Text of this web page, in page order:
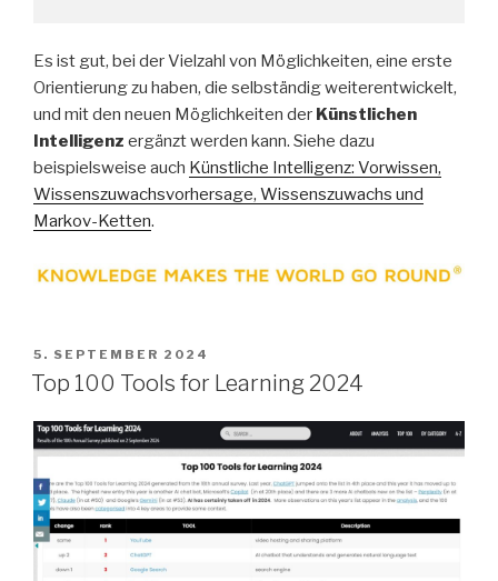
Es ist gut, bei der Vielzahl von Möglichkeiten, eine erste
Orientierung zu haben, die selbständig weiterentwickelt,
und mit den neuen Möglichkeiten der Künstlichen
Intelligenz ergänzt werden kann. Siehe dazu
beispielsweise auch Künstliche Intelligenz: Vorwissen,
Wissenszuwachsvorhersage, Wissenszuwachs und
Markov-Ketten.
VERÖFFENTLICHT
AM
5. SEPTEMBER 2024
Top 100 Tools for Learning 2024